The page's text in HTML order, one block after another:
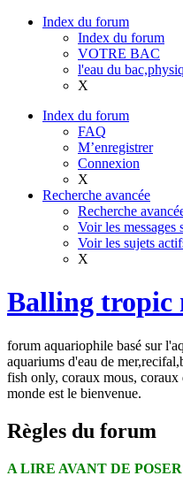
Index du forum
Index du forum
VOTRE BAC
l'eau du
X
Index du forum
FAQ
M’enregistrer
Connexion
X
Recherche avancée
Recherche
Voir les messages
Voir les sujets
X
Balling tropic
forum aquariophile basé sur
aquariums d'eau de
fish only, coraux mous,
monde est le bienvenue.
Règles du forum
A LIRE AVANT DE